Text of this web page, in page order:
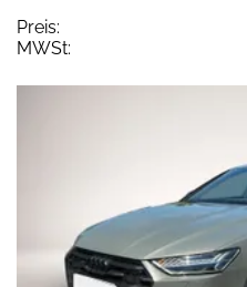
Preis:
MWSt: